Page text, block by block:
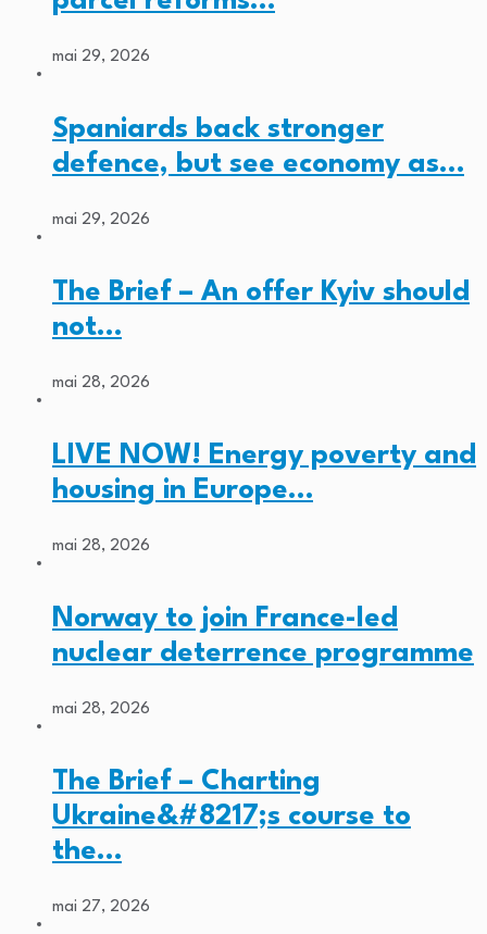
mai 29, 2026
Spaniards back stronger
defence, but see economy as…
mai 29, 2026
The Brief – An offer Kyiv should
not…
mai 28, 2026
LIVE NOW! Energy poverty and
housing in Europe…
mai 28, 2026
Norway to join France-led
nuclear deterrence programme
mai 28, 2026
The Brief – Charting
Ukraine&#8217;s course to
the…
mai 27, 2026